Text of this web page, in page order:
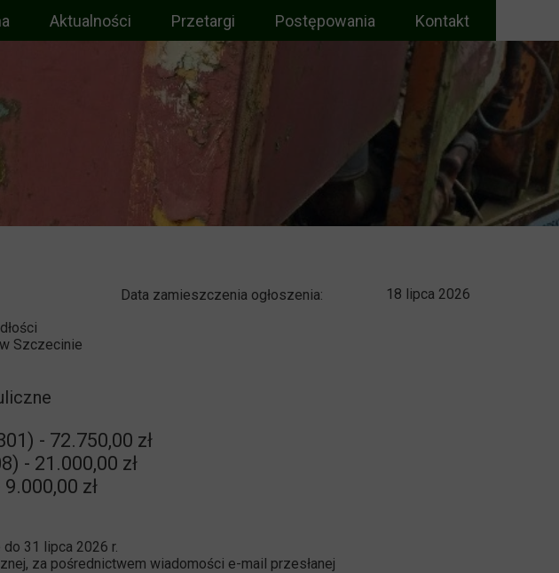
Aktualności Przetargi Postępowania Kontakt
Data zamieszczenia ogłoszenia:
18 lipca 2026
Szczecinie
- 72.750,00 zł
- 21.000,00 zł
zł
31 lipca 2026 r.
za pośrednictwem wiadomości e-mail przesłanej